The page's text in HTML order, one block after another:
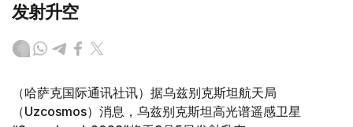
发射升空
（哈萨克国际通讯社讯）据乌兹别克斯坦航天局
（Uzcosmos）消息，乌兹别克斯坦高光谱遥感卫星